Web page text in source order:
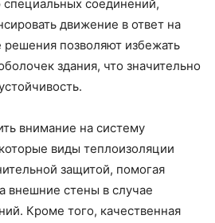
соединений,
движение в ответ на
решения позволяют избежать
здания, что значительно
внимание на систему
виды теплоизоляции
защитой, помогая
внешние стены в случае
Кроме того, качественная